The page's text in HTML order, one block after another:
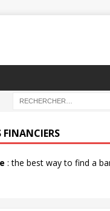
FINANCIERS
: the best way to find a